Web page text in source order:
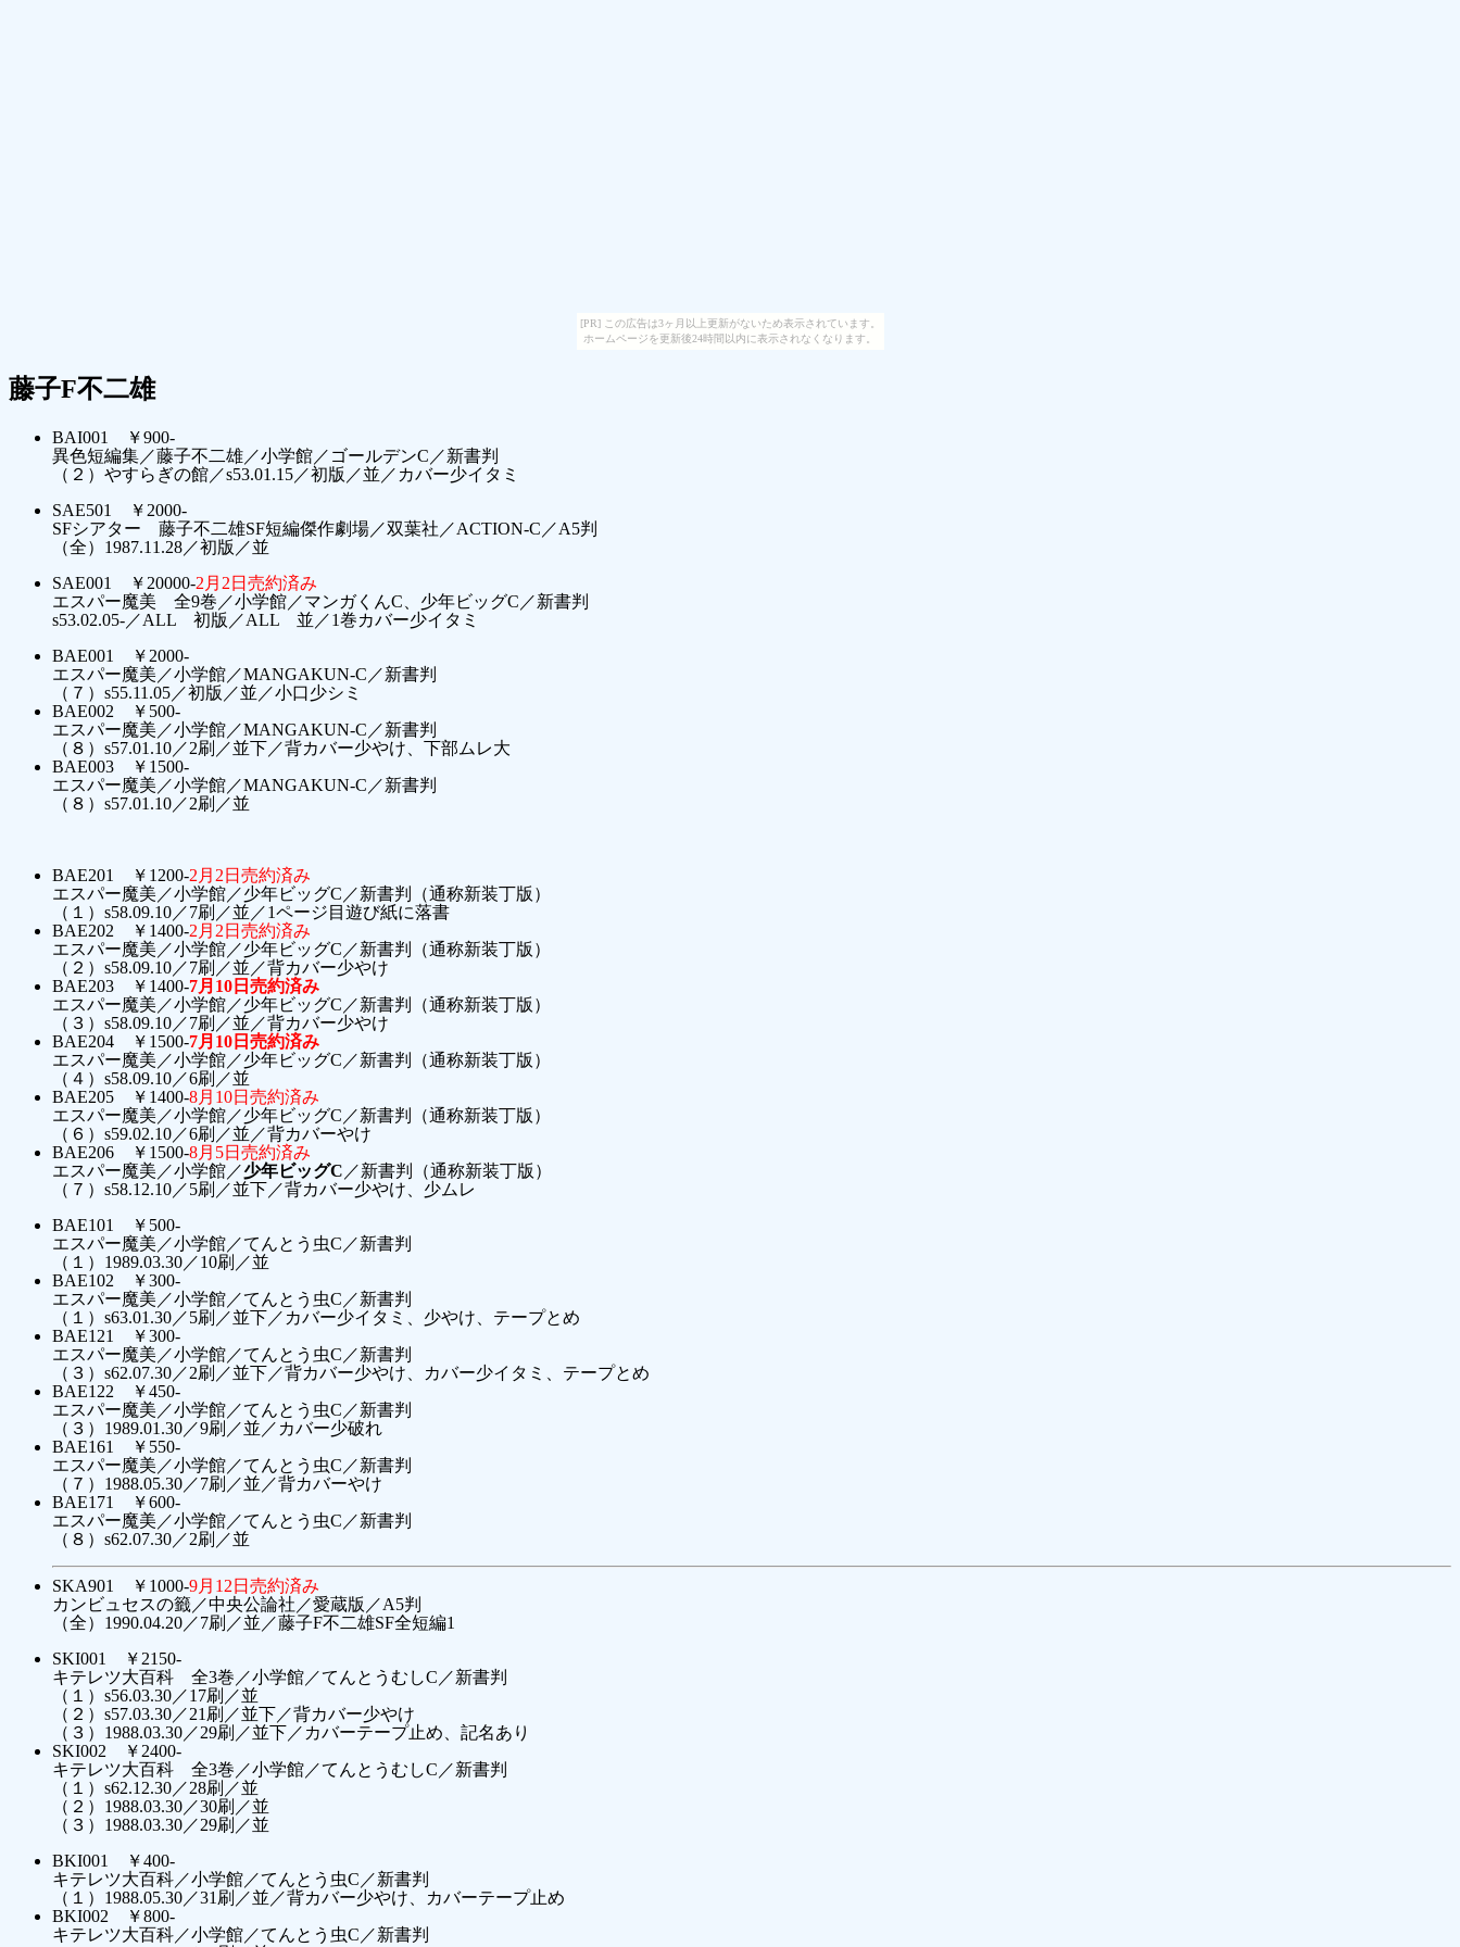
[PR] この広告は3ヶ月以上更新がないため表示されています。
ホームページを更新後24時間以内に表示されなくなります。
藤子F不二雄
BAI001 ￥900-
異色短編集／藤子不二雄／小学館／ゴールデンC／新書判
（２）やすらぎの館／s53.01.15／初版／並／カバー少イタミ
SAE501 ￥2000-
SFシアター 藤子不二雄SF短編傑作劇場／双葉社／ACTION-C／A5判
（全）1987.11.28／初版／並
SAE001 ￥20000-2月2日売約済み
エスパー魔美 全9巻／小学館／マンガくんC、少年ビッグC／新書判
s53.02.05-／ALL 初版／ALL 並／1巻カバー少イタミ
BAE001 ￥2000-
エスパー魔美／小学館／MANGAKUN-C／新書判
（７）s55.11.05／初版／並／小口少シミ
BAE002 ￥500-
エスパー魔美／小学館／MANGAKUN-C／新書判
（８）s57.01.10／2刷／並下／背カバー少やけ、下部ムレ大
BAE003 ￥1500-
エスパー魔美／小学館／MANGAKUN-C／新書判
（８）s57.01.10／2刷／並
BAE201 ￥1200-2月2日売約済み
エスパー魔美／小学館／少年ビッグC／新書判（通称新装丁版）
（１）s58.09.10／7刷／並／1ページ目遊び紙に落書
BAE202 ￥1400-2月2日売約済み
エスパー魔美／小学館／少年ビッグC／新書判（通称新装丁版）
（２）s58.09.10／7刷／並／背カバー少やけ
BAE203 ￥1400-7月10日売約済み
エスパー魔美／小学館／少年ビッグC／新書判（通称新装丁版）
（３）s58.09.10／7刷／並／背カバー少やけ
BAE204 ￥1500-7月10日売約済み
エスパー魔美／小学館／少年ビッグC／新書判（通称新装丁版）
（４）s58.09.10／6刷／並
BAE205 ￥1400-8月10日売約済み
エスパー魔美／小学館／少年ビッグC／新書判（通称新装丁版）
（６）s59.02.10／6刷／並／背カバーやけ
BAE206 ￥1500-8月5日売約済み
エスパー魔美／小学館／少年ビッグC ／新書判（通称新装丁版）
（７）s58.12.10／5刷／並下／背カバー少やけ、少ムレ
BAE101 ￥500-
エスパー魔美／小学館／てんとう虫C／新書判
（１）1989.03.30／10刷／並
BAE102 ￥300-
エスパー魔美／小学館／てんとう虫C／新書判
（１）s63.01.30／5刷／並下／カバー少イタミ、少やけ、テープとめ
BAE121 ￥300-
エスパー魔美／小学館／てんとう虫C／新書判
（３）s62.07.30／2刷／並下／背カバー少やけ、カバー少イタミ、テープとめ
BAE122 ￥450-
エスパー魔美／小学館／てんとう虫C／新書判
（３）1989.01.30／9刷／並／カバー少破れ
BAE161 ￥550-
エスパー魔美／小学館／てんとう虫C／新書判
（７）1988.05.30／7刷／並／背カバーやけ
BAE171 ￥600-
エスパー魔美／小学館／てんとう虫C／新書判
（８）s62.07.30／2刷／並
SKA901 ￥1000-9月12日売約済み
カンビュセスの籤／中央公論社／愛蔵版／A5判
（全）1990.04.20／7刷／並／藤子F不二雄SF全短編1
SKI001 ￥2150-
キテレツ大百科 全3巻／小学館／てんとうむしC／新書判
（１）s56.03.30／17刷／並
（２）s57.03.30／21刷／並下／背カバー少やけ
（３）1988.03.30／29刷／並下／カバーテープ止め、記名あり
SKI002 ￥2400-
キテレツ大百科 全3巻／小学館／てんとうむしC／新書判
（１）s62.12.30／28刷／並
（２）1988.03.30／30刷／並
（３）1988.03.30／29刷／並
BKI001 ￥400-
キテレツ大百科／小学館／てんとう虫C／新書判
（１）1988.05.30／31刷／並／背カバー少やけ、カバーテープ止め
BKI002 ￥800-
キテレツ大百科／小学館／てんとう虫C／新書判